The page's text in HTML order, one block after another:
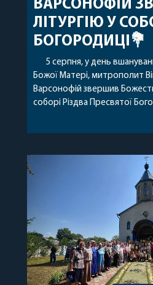
ВАРСОНОФІЙ
ЛІТУРГІЮ У
БОГОРОДИЦІ💐
5 серпня, у день
Божої Матері, митрополит
Варсонофій звершив
соборі Різдва Пресвятої
Його
священному сані. Під час
особливі молитви за мир в